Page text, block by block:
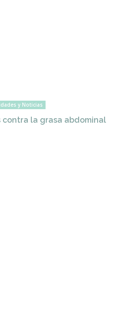
y Noticias
la grasa abdominal